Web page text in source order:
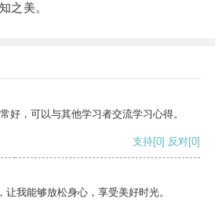
之美。
好，可以与其他学习者交流学习心得。
支持[0] 反对[0]
我能够放松身心，享受美好时光。